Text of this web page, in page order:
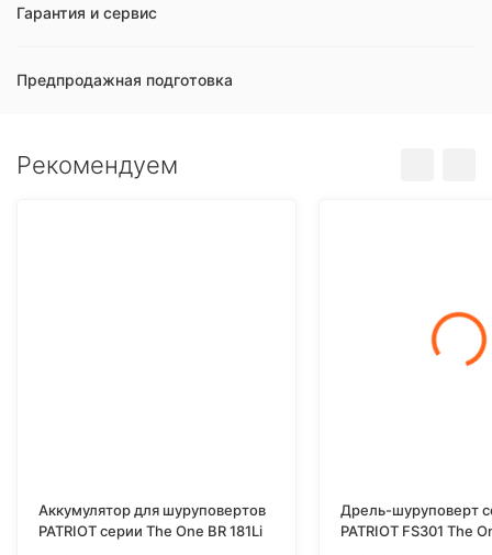
Гарантия и сервис
Предпродажная подготовка
Рекомендуем
Аккумулятор для шуруповертов
PATRIOT серии The One BR 181Li
Дрель-шуруповерт
PATRIOT FS301 The